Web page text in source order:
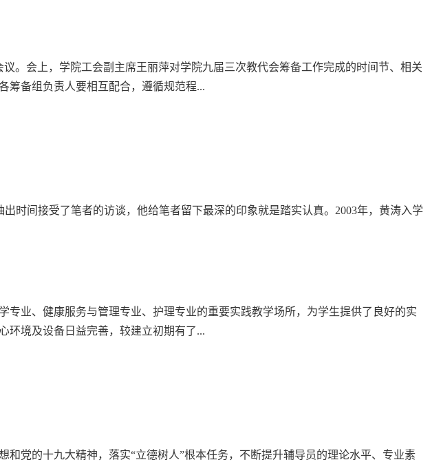
。会上，学院工会副主席王丽萍对学院九届三次教代会筹备工作完成的时间节、相关
筹备组负责人要相互配合，遵循规范程...
时间接受了笔者的访谈，他给笔者留下最深的印象就是踏实认真。2003年，黄涛入学
专业、健康服务与管理专业、护理专业的重要实践教学场所，为学生提供了良好的实
环境及设备日益完善，较建立初期有了...
和党的十九大精神，落实“立德树人”根本任务，不断提升辅导员的理论水平、专业素